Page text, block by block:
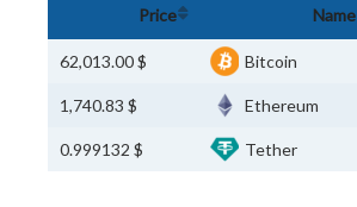
Name
Price
Bitcoin
$ 62,013.00
Ethereum
$ 1,740.83
Tether
$ 0.999132